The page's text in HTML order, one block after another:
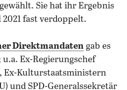
Sie hat ihr Ergebnis
fast verdoppelt.
Direktmandaten gab es
Ex-Regierungschef
Ex-Kulturstaatsministern
und SPD-Generalssekretär